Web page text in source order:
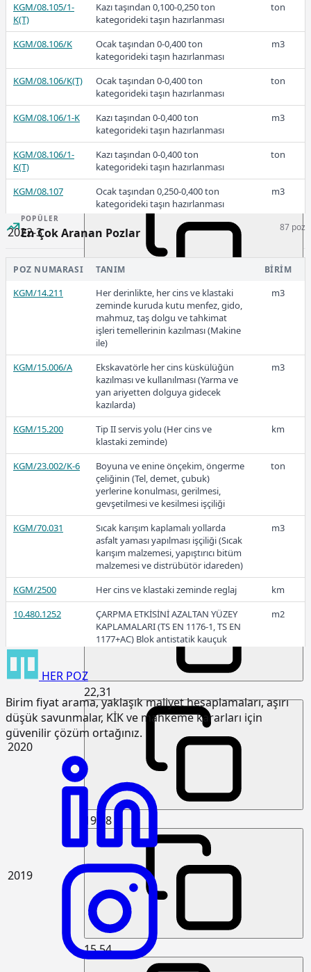
2023-1
79,20
2022-3
61,43
2022-2
53,24
42,24
2021
26,40
2020
22,31
2019
19,58
15,54
KGM/08.105/1-
K(T)
Kazı taşından 0,100-0,250 ton
kategorideki taşın hazırlanması
ton
KGM/08.106/K
Ocak taşından 0-0,400 ton
kategorideki taşın hazırlanması
m3
KGM/08.106/K(T)
Ocak taşından 0-0,400 ton
kategorideki taşın hazırlanması
ton
KGM/08.106/1-K
Kazı taşından 0-0,400 ton
kategorideki taşın hazırlanması
m3
KGM/08.106/1-
K(T)
Kazı taşından 0-0,400 ton
kategorideki taşın hazırlanması
ton
KGM/08.107
Ocak taşından 0,250-0,400 ton
kategorideki taşın hazırlanması
m3
KGM/08.107(T)
Ocak taşından 0,250-0,400 ton
kategorideki taşın hazırlanması
ton
POPÜLER
En Çok Aranan Pozlar 87 poz
POZ NUMARASI TANIM BIRIM
KGM/14.211
Her derinlikte, her cins ve klastaki
zeminde kuruda kutu menfez, gido,
mahmuz, taş dolgu ve tahkimat
işleri temellerinin kazılması (Makine
ile)
m3
KGM/15.006/A
Ekskavatörle her cins küskülüğün
kazılması ve kullanılması (Yarma ve
yan ariyetten dolguya gidecek
kazılarda)
m3
KGM/15.200
Tip II servis yolu (Her cins ve
klastaki zeminde)
km
KGM/23.002/K-6
Boyuna ve enine önçekim, öngerme
çeliğinin (Tel, demet, çubuk)
yerlerine konulması, gerilmesi,
gevşetilmesi ve kesilmesi işçiliği
ton
KGM/70.031
Sıcak karışım kaplamalı yollarda
asfalt yaması yapılması işçiliği (Sıcak
karışım malzemesi, yapıştırıcı bitüm
malzemesi ve distrübütör idareden)
m3
KGM/2500 Her cins ve klastaki zeminde reglaj
km
10.480.1252
ÇARPMA ETKİSİNİ AZALTAN YÜZEY
KAPLAMALARI (TS EN 1176-1, TS EN
1177+AC) Blok antistatik kauçuk
m2
15.120.1007
Makine ile patlayıcı madde
kullanmadan sert kaya kazılması
(Serbest kazı)
15.120.1101
Makine ile her derinlik ve her
genişlikte yumuşak ve sert toprak
kazılması (Derin kazı)
Makine ile her derinlik ve her
genişlikte yumuşak ve sert
küskülük kazılması (Derin kazı)
Makine ile patlayıcı madde
kullanmadan her derinlik ve her
genişlikte sert kaya kazılması (Derin
kazı)
Çakıl temin edilerek, drenaj
yapılması
Beton santralinde üretilen veya
satın alınan ve beton pompasıyla
basılan, C 25/30 basınç dayanım
sınıfında, gri renkte, normal hazır
HER POZ
Birim fiyat arama, yaklaşık maliyet hesaplamaları, aşırı
düşük savunmalar, KİK ve mahkeme kararları için
güvenilir çözüm ortağınız.